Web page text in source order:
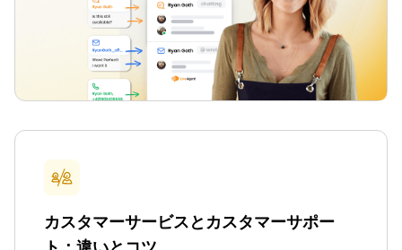
カスタマーサービスとカスタマーサポー